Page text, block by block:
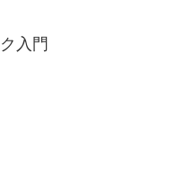
入門